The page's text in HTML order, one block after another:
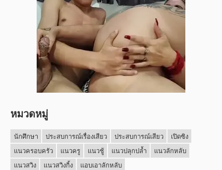
หมวดหมู่
นักศึกษา ประสบการณ์เรื่องเสียว ประสบการณ์เสียว
เปิดซิง
แนวครอบครัว
แนวครู แนวชู้ แนวปลุกปล้ำ
แนวลักหลับ
แนวสวิง
แนวสวิงกิ้ง แอบเอาลักหลับ